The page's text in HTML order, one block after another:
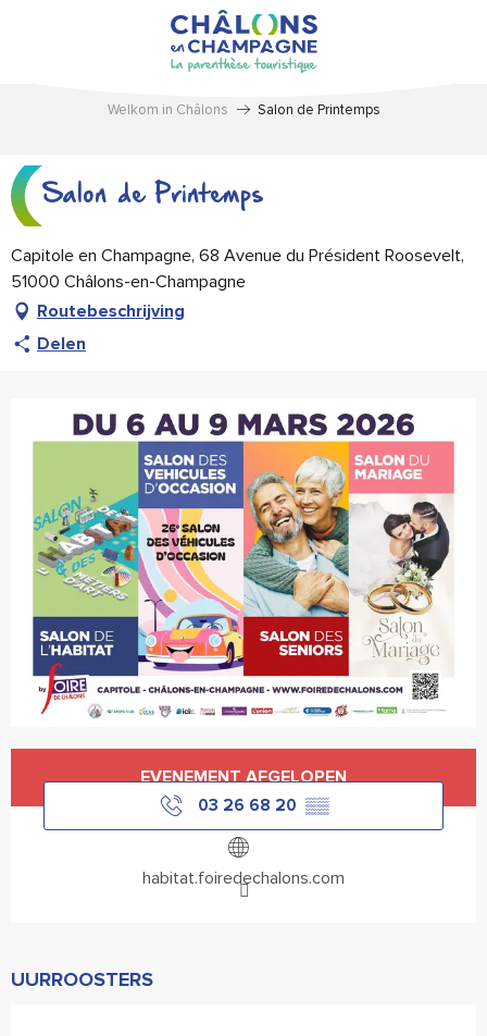
Welkom in Châlons Salon de Printemps
Salon de Printemps
Capitole en Champagne, 68 Avenue du Président Roosevelt,
51000 Châlons-en-Champagne
Routebeschrijving
Delen
EVENEMENT AFGELOPEN
03 26 68 20 ▒▒
habitat.foiredechalons.com
UURROOSTERS